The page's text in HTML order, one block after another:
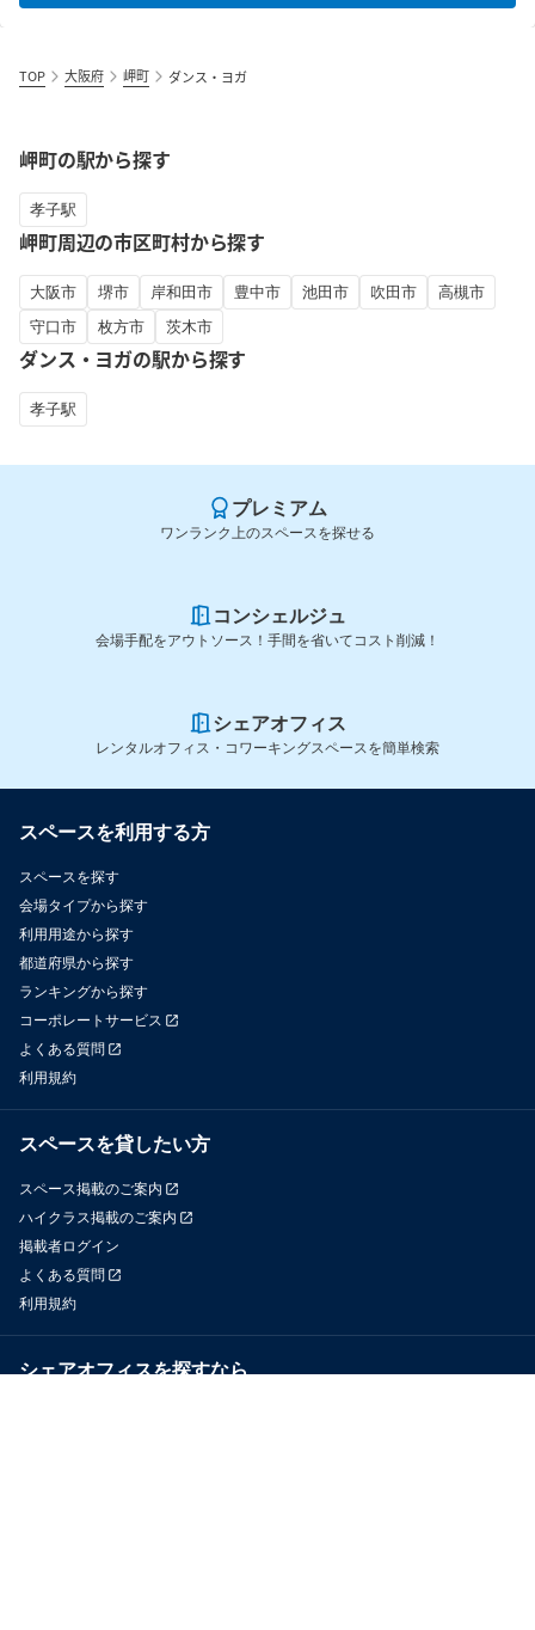
TOP 大阪府 岬町 ダンス・ヨガ
岬町の駅から探す
孝子駅
岬町周辺の市区町村から探す
大阪市 堺市 岸和田市 豊中市 池田市 吹田市
高槻市
守口市
枚方市 茨木市
ダンス・ヨガの駅から探す
孝子駅
プレミアム
ワンランク上のスペースを探せる
コンシェルジュ
会場手配をアウトソース！手間を省いてコスト削減！
シェアオフィス
レンタルオフィス・コワーキングスペースを簡単検索
スペースを利用する方
スペースを探す
会場タイプから探す
利用用途から探す
都道府県から探す
ランキングから探す
コーポレートサービス
よくある質問
利用規約
スペースを貸したい方
スペース掲載のご案内
ハイクラス掲載のご案内
掲載者ログイン
よくある質問
利用規約
シェアオフィスを探すなら